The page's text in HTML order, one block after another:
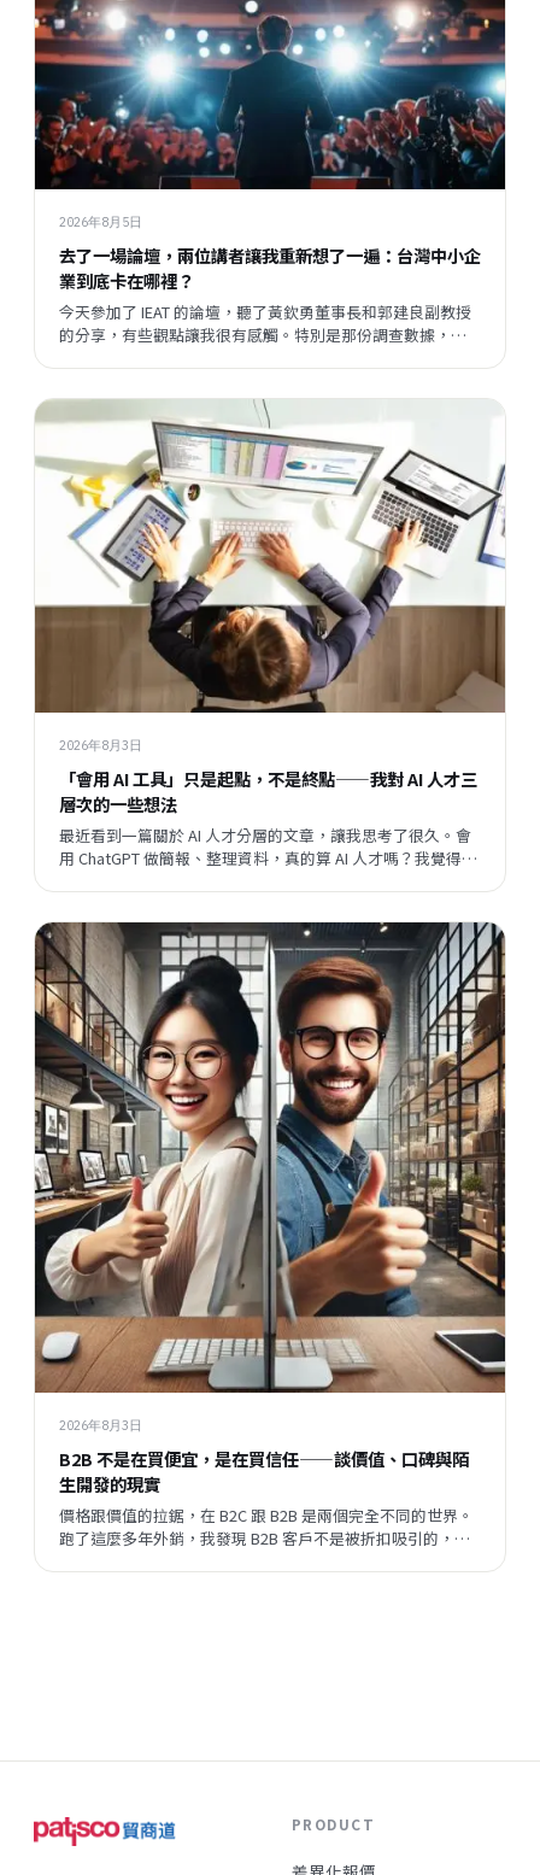
2026年8月5日
去了一場論壇，兩位講者讓我重新想了一遍：台灣中小企
業到底卡在哪裡？
今天參加了 IEAT 的論壇，聽了黃欽勇董事長和郭建良副教授
的分享，有些觀點讓我很有感觸。特別是那份調查數據，把
2026年8月3日
「會用 AI 工具」只是起點，不是終點——我對 AI 人才三
層次的一些想法
最近看到一篇關於 AI 人才分層的文章，讓我思考了很久。會
用 ChatGPT 做簡報、整理資料，真的算 AI 人才嗎？我覺得這
2026年8月3日
B2B 不是在買便宜，是在買信任——談價值、口碑與陌
生開發的現實
價格跟價值的拉鋸，在 B2C 跟 B2B 是兩個完全不同的世界。
跑了這麼多年外銷，我發現 B2B 客戶不是被折扣吸引的，他
PRODUCT